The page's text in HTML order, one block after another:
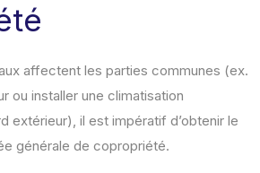
affectent les parties communes (ex.
ou installer une climatisation
extérieur), il est impératif d’obtenir le
générale de copropriété.